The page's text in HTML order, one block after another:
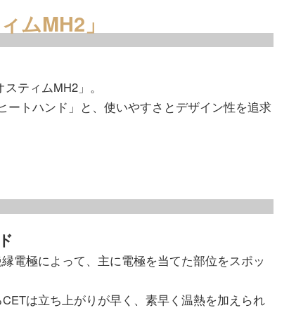
ムMH2」
ティムMH2」。
トハンド」と、使いやすさとデザイン性を追求
電極によって、主に電極を当てた部位をスポッ
は立ち上がりが早く、素早く温熱を加えられ